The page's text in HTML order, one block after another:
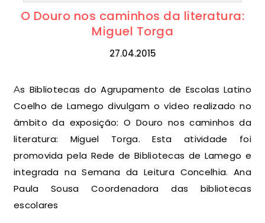
O Douro nos caminhos da literatura:
Miguel Torga
27.04.2015
As Bibliotecas do Agrupamento de Escolas Latino
Coelho de Lamego divulgam o vídeo realizado no
âmbito da exposição: O Douro nos caminhos da
literatura: Miguel Torga. Esta atividade foi
promovida pela Rede de Bibliotecas de Lamego e
integrada na Semana da Leitura Concelhia. Ana
Paula Sousa Coordenadora das bibliotecas
escolares